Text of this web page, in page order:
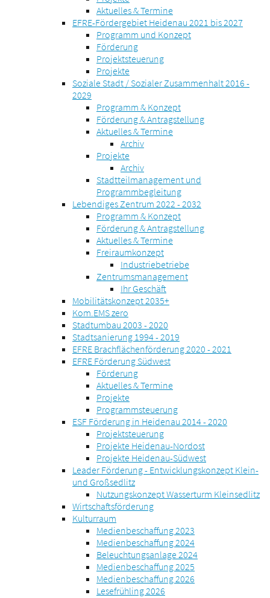
Aktuelles & Termine
EFRE-Fördergebiet Heidenau 2021 bis 2027
Programm und Konzept
Förderung
Projektsteuerung
Projekte
Soziale Stadt / Sozialer Zusammenhalt 2016 -
2029
Programm & Konzept
Förderung & Antragstellung
Aktuelles & Termine
Archiv
Projekte
Archiv
Stadtteilmanagement und
Programmbegleitung
Lebendiges Zentrum 2022 - 2032
Programm & Konzept
Förderung & Antragstellung
Aktuelles & Termine
Freiraumkonzept
Industriebetriebe
Zentrumsmanagement
Ihr Geschäft
Mobilitätskonzept 2035+
Kom.EMS zero
Stadtumbau 2003 - 2020
Stadtsanierung 1994 - 2019
EFRE Brachflächenförderung 2020 - 2021
EFRE Förderung Südwest
Förderung
Aktuelles & Termine
Projekte
Programmsteuerung
ESF Förderung in Heidenau 2014 - 2020
Projektsteuerung
Projekte Heidenau-Nordost
Projekte Heidenau-Südwest
Leader Förderung - Entwicklungskonzept Klein-
und Großsedlitz
Nutzungskonzept Wasserturm Kleinsedlitz
Wirtschaftsförderung
Kulturraum
Medienbeschaffung 2023
Medienbeschaffung 2024
Beleuchtungsanlage 2024
Medienbeschaffung 2025
Medienbeschaffung 2026
Lesefrühling 2026